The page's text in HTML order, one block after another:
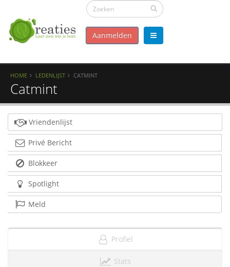
Aanmelden
HOME LEDENLIJST CATMINT
Catmint
Vriendenlijst
Privé Bericht
Blokkeer
Spotlight
Meld
Profiel
Stats